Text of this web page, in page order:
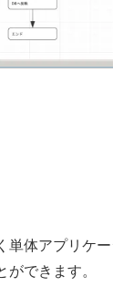
体アプリケー
ができます。